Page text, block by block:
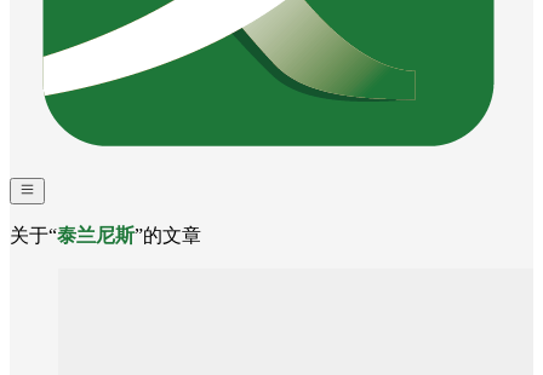
关于“泰兰尼斯”的文章